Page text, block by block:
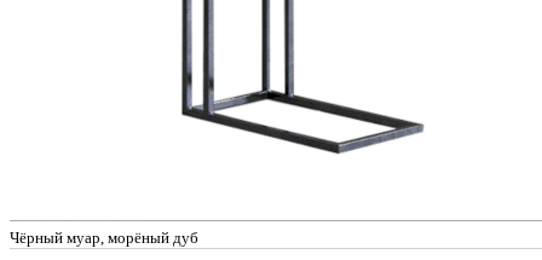
Чёрный муар, морёный дуб